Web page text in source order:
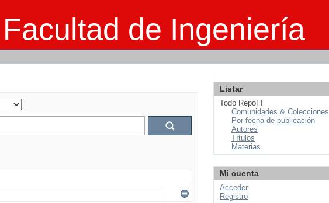
de Ingeniería
Listar
Todo RepoFI
Comunidades & Colecciones
Por fecha de publicación
Autores
Títulos
Materias
Mi cuenta
Acceder
Registro